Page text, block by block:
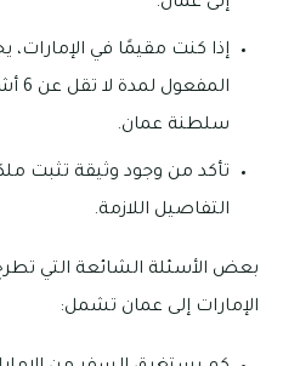
إذا كنت مقيمًا في
سلطنة عمان.
تأكد من وجود وثيقة تثبت
التفاصيل اللازمة.
بعض الأسئلة الشائعة التي
الإمارات إلى عمان تشمل: